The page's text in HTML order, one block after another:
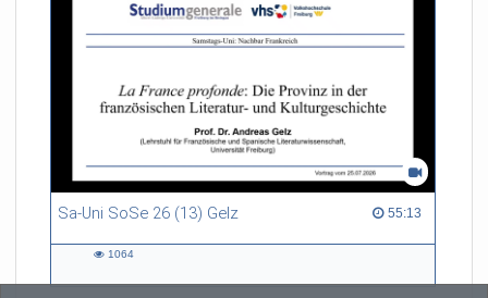
Sa-Uni SoSe 26 (13) Gelz 55:13
55:13 duration
1064